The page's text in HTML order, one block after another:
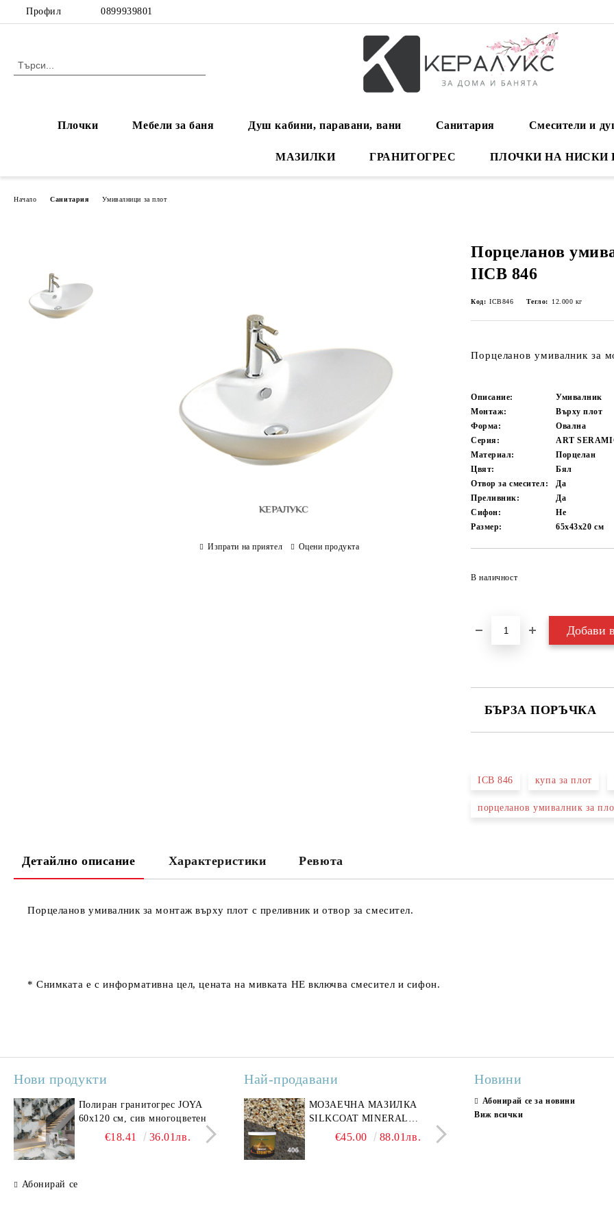
Профил 0899939801
Плочки Мебели за баня Душ кабини, паравани, вани Санитария Смесители и
МАЗИЛКИ ГРАНИТОГРЕС ПЛОЧКИ НА НИСКИ
Начало Санитария Умивалници за плот
Порцеланов
IICB 846
Код: ICB846 Тегло: 12.000 кг
Порцеланов умивалник за
Описание:
Умивалник
Монтаж:
Върху плот
Форма:
Овална
Серия:
ART
Материал:
Порцелан
Цвят:
Бял
Отвор за смесител:
Да
Преливник:
Да
Сифон:
Не
Размер:
65х43х20см
В наличност
БЪРЗА ПОРЪЧКА
Съгласен съм с
ICB 846 купа за плот
порцеланов умивалник за
Изпрати на приятел Оцени продукта
Детайлно описание Характеристики Ревюта
Порцеланов умивалник за монтаж върху плот с преливник и отвор за смесител.
* Снимката е с информативна цел, цената на мивката НЕ включва смесител и сифон.
Нови продукти
Полиран гранитогрес JOYA
60x120 см, сив многоцветен
€18.41 36.01лв.
Полиран гранитогрес
SAVONA GREY 60x120 см,
светло сив мрамор
€22.50 44.01лв.
Гранитогрес LESY GREY
GOLD 60х120см, тип
Абонирай се
Най-продавани
МОЗАЕЧНА МАЗИЛКА
SILKCOAT MINERAL
PLASTER STONE, СИТЕН
€45.00 88.01лв.
СТЕННИ ПЛОЧКИ
30X90CM, ГЛАНЦ
Новини
Абонирай се за новини
Виж всички